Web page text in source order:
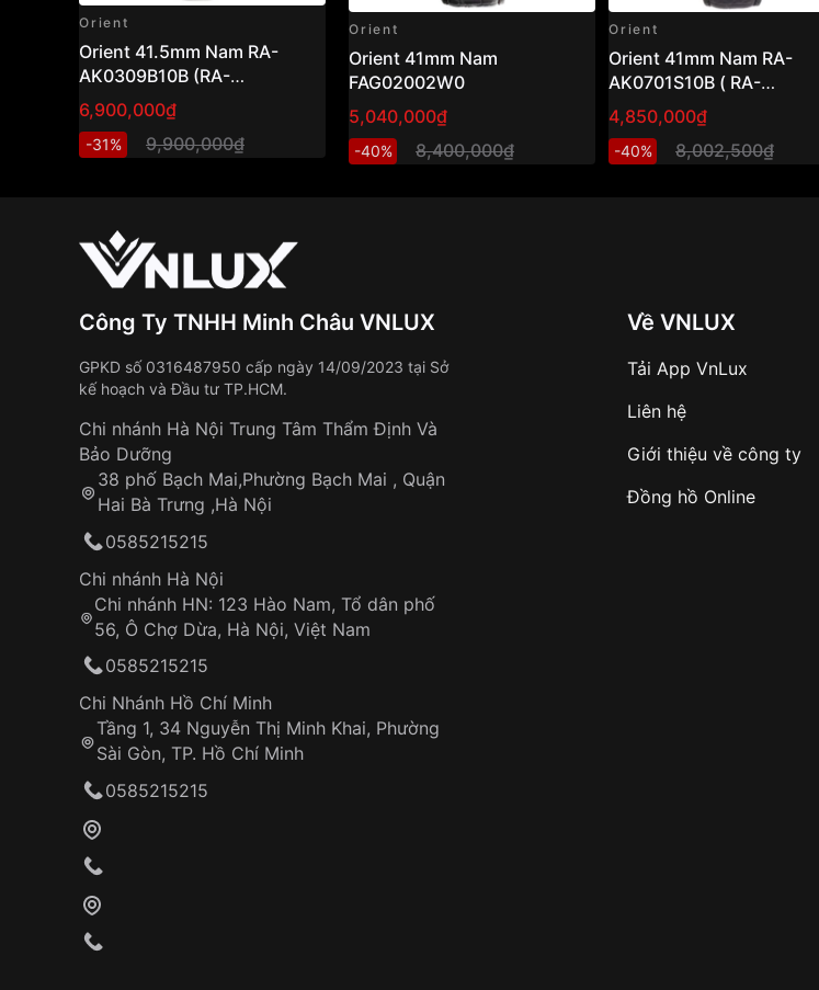
Orient
Orient 41.5mm Nam RA-
AK0309B10B (RA-
AK0309B30B) ( RN-
AK0304B)
6,900,000₫
-31% 9,900,000₫
Orient
Orient 41mm Nam
FAG02002W0
5,040,000₫
-40% 8,400,000₫
Orient
Orient 41mm Nam RA-
AK0701S10B ( RA-
AK0701S30B )
4,850,000₫
-40% 8,002,500₫
Công Ty TNHH Minh Châu VNLUX
GPKD số 0316487950 cấp ngày 14/09/2023 tại Sở
kế hoạch và Đầu tư TP.HCM.
Chi nhánh Hà Nội Trung Tâm Thẩm Định Và
Bảo Dưỡng
38 phố Bạch Mai,Phường Bạch Mai , Quận
Hai Bà Trưng ,Hà Nội
0585215215
Chi nhánh Hà Nội
Chi nhánh HN: 123 Hào Nam, Tổ dân phố
56, Ô Chợ Dừa, Hà Nội, Việt Nam
0585215215
Chi Nhánh Hồ Chí Minh
Tầng 1, 34 Nguyễn Thị Minh Khai, Phường
Sài Gòn, TP. Hồ Chí Minh
0585215215
Về VNLUX
Tải App VnLux
Liên hệ
Giới thiệu về công ty
Đồng hồ Online